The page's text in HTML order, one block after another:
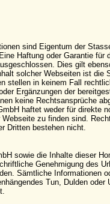
sind Eigentum der
Haftung oder Garantie
Dies gilt
solcher Webseiten ist
stellen in keinem Fall
Ergänzungen der
keine Rechtsansprüche
haftet weder für direkte
zu finden sind.
Dritten bestehen nicht.
sowie die Inhalte dieser
Genehmigung des
Sämtliche Informationen
Tun, Dulden